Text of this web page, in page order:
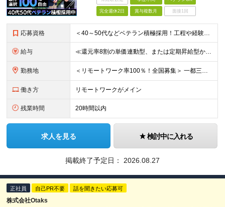
完全週休2日 賞与複数月 面接1回
応募資格 ＜40～50代などベテラン積極採用！工程や経験年数不問＞ □インフラの設計構築や、運用保守の実務経験をお持ちの方(経験年数、マネジメント経験などは一切問いません) □学歴不問 □転職回数不問
給与 ≪還元率8割の単価連動型、または定期昇給型から選べます！≫ ■単価連動型 月給40万円以上＋一時金＋各種手当 ★参画する案件の単価に応じて月給額を決定します(還元率8割) ★昇給随時(案件単価が上が
勤務地 ＜リモートワーク率100％！全国募集＞ 一都三県・名古屋・大阪を中心とした、全国の各プロジェクト先へ配属 ★あなたの希望を考慮して決定します ★在宅勤務×出勤のハイブリッドワーク！フルリモートワーク
働き方 リモートワークがメイン
残業時間 20時間以内
求人を見る 検討中に入れる
掲載終了予定日： 2026.08.27
正社員 自己PR不要 話を聞きたい応募可
株式会社Otaks